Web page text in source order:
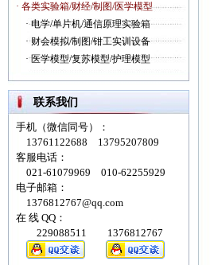
· 各类实验箱/财经/制图/医学模型
·电学/单片机/通信原理实验箱
·财会模拟/制图/钳工实训设备
·医学模型/复苏模型/护理模型
联系我们
手机（微信同号）：
13761122688 13795207809
客服电话：
021-61079969 010-62255929
电子邮箱：
1376812767@qq.com
在 线 QQ：
229088511 1376812767